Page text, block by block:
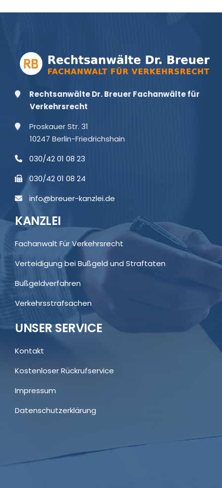
Rechtsanwälte Dr. Breuer Fachanwälte für
Verkehrsrecht
Proskauer Str. 31
10247 Berlin-Friedrichshain
030/42 01 08 23
030/42 01 08 24
info@breuer-kanzlei.de
KANZLEI
Fachanwalt Für Verkehrsrecht
Verteidigung bei Bußgeld und Straftaten
Bußgeldverfahren
Verkehrsstrafsachen
UNSER SERVICE
Kontakt
Kostenloser Rückrufservice
Impressum
Datenschutzerklärung